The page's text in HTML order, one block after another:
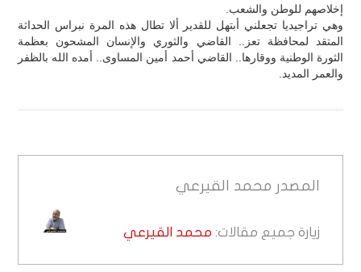
إخلاصهم للوطن والشعب.
وهي تراجيديا تجعلني أبتهل للقدير ألا تطال هذه المرة نبراس الحداثة
المتقد لمحافظة تعز.. القاضي والثوري والإنسان المشحون بعظمة
الثورة الوطنية ووقارها.. القاضي أحمد أمين المساوى.. أمده الله بالظفر
والعمر المديد.
المصدر محمد القيرعي
زيارة جميع مقالات: محمد القيرعي